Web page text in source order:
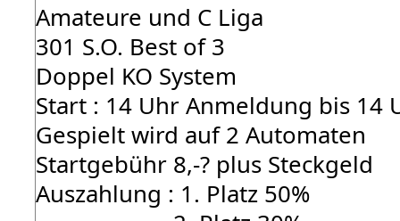
Amateure und C Liga
301 S.O. Best of 3
Doppel KO System
Start : 14 Uhr Anmeldung bis 14
Gespielt wird auf 2 Automaten
Startgebühr 8,-? plus Steckgeld
Auszahlung : 1. Platz 50%